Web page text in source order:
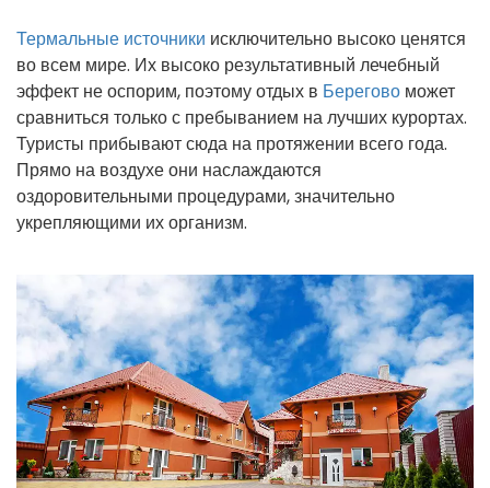
Термальные источники исключительно высоко ценятся
во всем мире. Их высоко результативный лечебный
эффект не оспорим, поэтому отдых в Берегово может
сравниться только с пребыванием на лучших курортах.
Туристы прибывают сюда на протяжении всего года.
Прямо на воздухе они наслаждаются
оздоровительными процедурами, значительно
укрепляющими их организм.